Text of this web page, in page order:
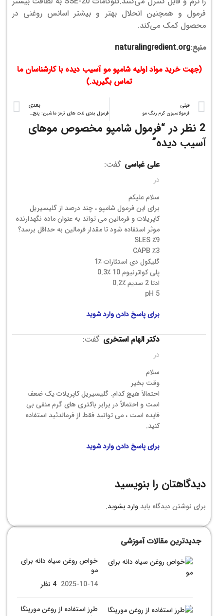
فرمول و همچنین انحلال بهتر و بیشتر اسانس روغنی در
محصول کمک می‌کند.
منبع:naturalingredient.org
(جهت خرید مواد اولیه شامپو مو آسیب دیده با کارشناسان ما
تماس بگیرید.)
قبلی
فرمولاسیون کرم رنگ مو
بعدی
فرمول بندی لنت های ترمز ماشین: پنج دسته مواد
2 نظر در “
فرمول شامپو مخصوص موهای
آسیب دیده”
علی غباسی گفت:
در
سلام علیکم
برای این فرمول شامپو ، چند درصد از گلیسیریل
کاپریلات و فرمالین می تواند به عنوان ماده نگهدارنده
موثر استفاده شود تا مقدار فرمالین به حداقل برسد؟
SLES ٪9
CAPB ٪3
گلیکول دی استئارات ٪1
پلی کواترنیوم 10 ٪0.3
ادتا 2 سدیم ٪0.2
pH 5
برای پاسخ دادن وارد شوید
دکتر الهام استخری گفت:
در
سلام
وقت بخیر
احتمالاً هیچ کدام. گلیسیریل کاپریلات یک ضعف
است و احتمالاً در برابر باکتری های گرم منفی بی
فایده است ، می توانید فقط از فرمالدئید استفاده
کنید.
برای پاسخ دادن وارد شوید
دیدگاهتان را بنویسید
برای نوشتن دیدگاه باید وارد بشوید.
جدیدترین مقالات آموزشی
خواص روغن سیاه دانه برای
مو
2025-10-14 4 نظر
طرز استفاده از روغن مورینگا